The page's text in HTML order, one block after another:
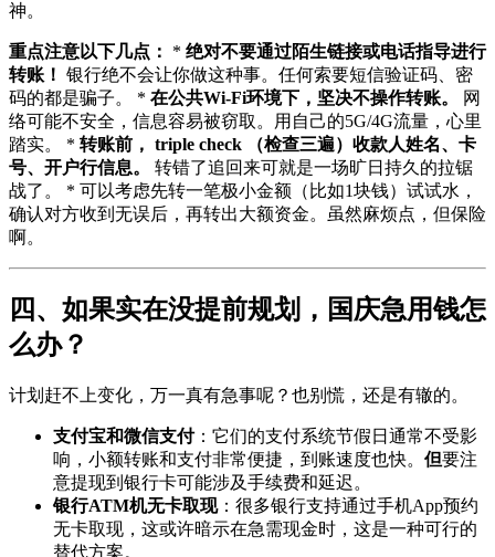
神。
重点注意以下几点： * 绝对不要通过陌生链接或电话指导进行
转账！ 银行绝不会让你做这种事。任何索要短信验证码、密
码的都是骗子。 * 在公共Wi-Fi环境下，坚决不操作转账。
网
络可能不安全，信息容易被窃取。用自己的5G/4G流量，心里
踏实。 * 转账前， triple check （检查三遍）收款人姓名、卡
号、开户行信息。
转错了追回来可就是一场旷日持久的拉锯
战了。 * 可以考虑先转一笔极小金额（比如1块钱）试试水，
确认对方收到无误后，再转出大额资金。虽然麻烦点，但保险
啊。
四、如果实在没提前规划，国庆急用钱怎
么办？
计划赶不上变化，万一真有急事呢？也别慌，还是有辙的。
支付宝和微信支付：它们的支付系统节假日通常不受影
响，小额转账和支付非常便捷，到账速度也快。 但要注
意提现到银行卡可能涉及手续费和延迟。
银行ATM机无卡取现：很多银行支持通过手机App预约
无卡取现，这或许暗示在急需现金时，这是一种可行的
替代方案。